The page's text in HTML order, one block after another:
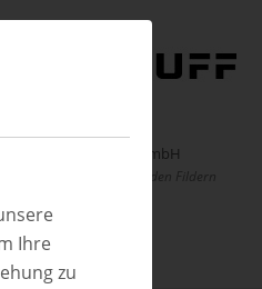
Ihre
zu
Balluff GmbH
Neuhausen auf den Fildern